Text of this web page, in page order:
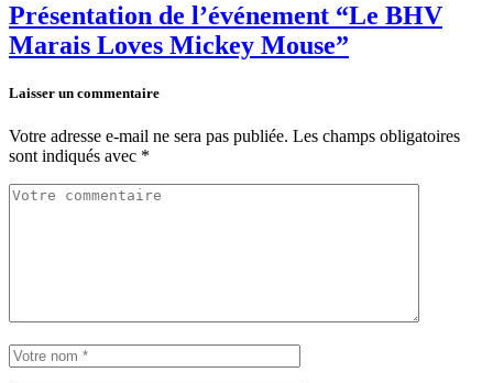
Présentation de l’événement “Le BHV
Marais Loves Mickey Mouse”
Laisser un commentaire
Votre adresse e-mail ne sera pas publiée. Les champs obligatoires
sont indiqués avec *